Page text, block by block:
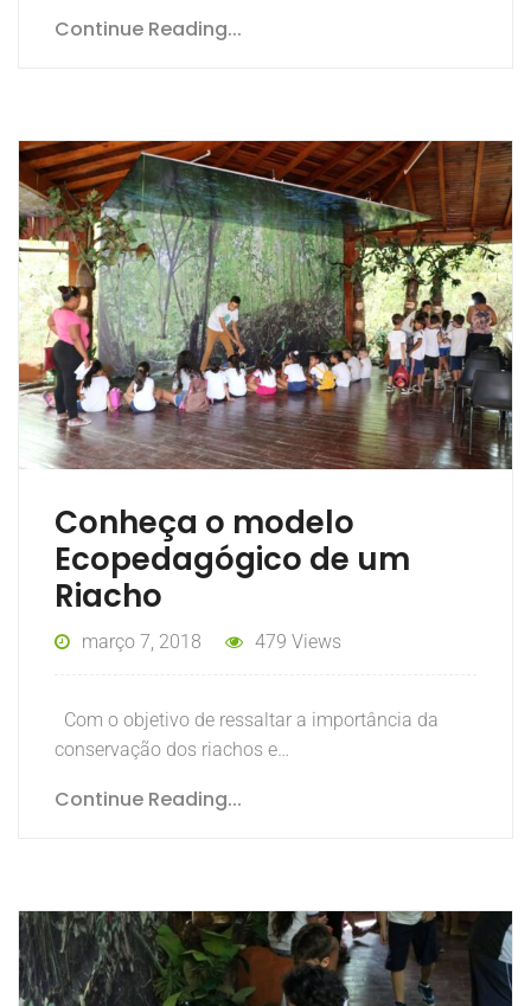
Continue Reading...
Conheça o modelo
Ecopedagógico de um
Riacho
março 7, 2018 479 Views
Com o objetivo de ressaltar a importância da
conservação dos riachos e…
Continue Reading...